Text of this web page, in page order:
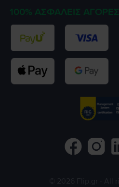
100% ΑΣΦΑΛΕΊΣ ΑΓΟΡΈΣ